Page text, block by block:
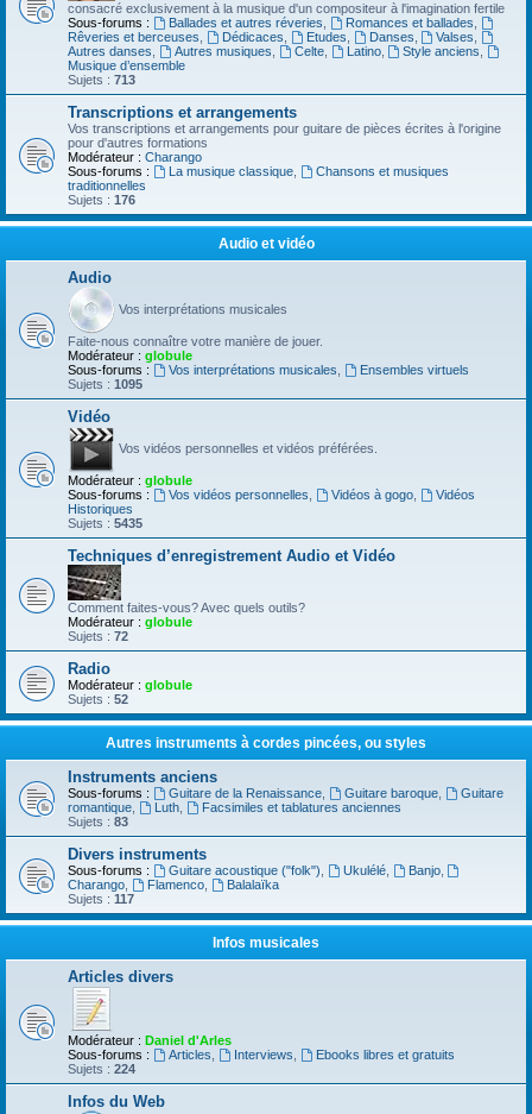
consacré exclusivement à la musique d'un compositeur à l'imagination fertile
Sous-forums :
Ballades et autres réveries Romances et ballades
Rêveries et berceuses
Dédicaces Etudes Danses Valses
Autres danses
Autres musiques Celte, Latino, Style anciens
Musique d’ensemble
Sujets : 713
Transcriptions et arrangements
Vos transcriptions et arrangements pour guitare de pièces écrites à l'origine
pour d'autres formations
Modérateur : Charango
Sous-forums :
La musique classique,
Chansons et musiques
traditionnelles
Sujets : 176
Audio et vidéo
Audio
Vos interprétations musicales
Faite-nous connaître votre manière de jouer.
Modérateur : globule
Sous-forums :
Vos interprétations musicales
Ensembles virtuels
Sujets : 1095
Vidéo
Vos vidéos personnelles et vidéos préférées.
Modérateur : globule
Sous-forums :
Vos vidéos personnelles Vidéos à gogo,
Vidéos
Historiques
Sujets : 5435
Techniques d’enregistrement Audio et Vidéo
Comment faites-vous? Avec quels outils?
Modérateur : globule
Sujets : 72
Radio
Modérateur : globule
Sujets : 52
Autres instruments à cordes pincées, ou styles
Instruments anciens
Sous-forums : Guitare de la Renaissance, Guitare baroque,
Guitare
romantique
Luth,
Facsimiles et tablatures anciennes
Sujets : 83
Divers instruments
Sous-forums : Guitare acoustique ("folk") Ukulélé, Banjo,
Charango
Flamenco,
Balalaïka
Sujets : 117
Infos musicales
Articles divers
Modérateur : Daniel d'Arles
Sous-forums :
Articles Interviews
Ebooks libres et gratuits
Sujets : 224
Infos du Web